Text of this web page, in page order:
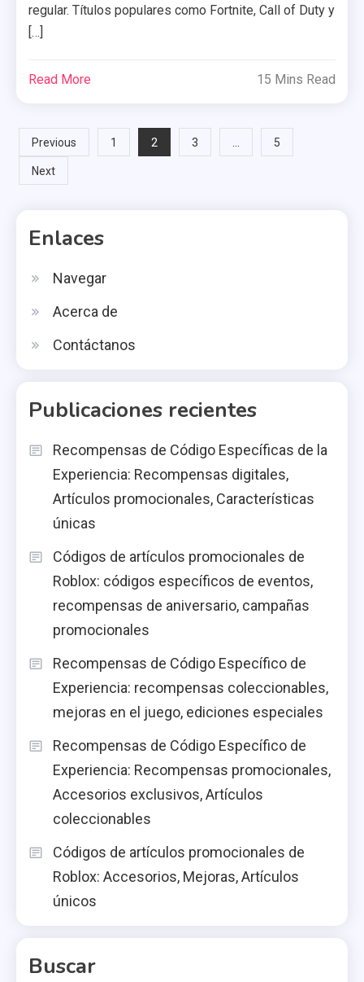
regular. Títulos populares como Fortnite, Call of Duty y
[…]
Read More 15 Mins Read
Posts
pagination
Previous 1 2 3 … 5
Next
Enlaces
Navegar
Acerca de
Contáctanos
Publicaciones recientes
Recompensas de Código Específicas de la
Experiencia: Recompensas digitales,
Artículos promocionales, Características
únicas
Códigos de artículos promocionales de
Roblox: códigos específicos de eventos,
recompensas de aniversario, campañas
promocionales
Recompensas de Código Específico de
Experiencia: recompensas coleccionables,
mejoras en el juego, ediciones especiales
Recompensas de Código Específico de
Experiencia: Recompensas promocionales,
Accesorios exclusivos, Artículos
coleccionables
Códigos de artículos promocionales de
Roblox: Accesorios, Mejoras, Artículos
únicos
Buscar